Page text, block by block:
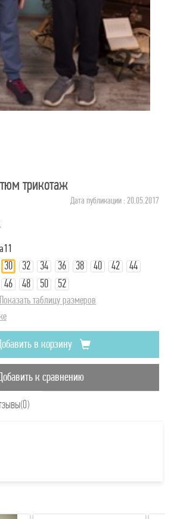
трикотаж
Дата публикации : 20.05.2017
a11
30 32 34 36 38 40 42
44
46
48 50 52
Показать таблицу размеров
в корзину
к сравнению